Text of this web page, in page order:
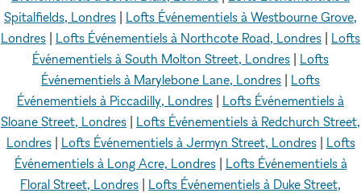
Spitalfields, Londres
Lofts Événementiels à Westbourne Grove,
Londres
Lofts Événementiels à Northcote Road, Londres
Lofts
Événementiels à South Molton Street, Londres
Lofts
Événementiels à Marylebone Lane, Londres
Lofts
Événementiels à Piccadilly, Londres
Lofts Événementiels à
Sloane Street, Londres
Lofts Événementiels à Redchurch Street,
Londres| Lofts Événementiels à Jermyn Street, Londres| Lofts
Événementiels à Long Acre, Londres| Lofts Événementiels à
Floral Street, Londres
Lofts Événementiels à Duke Street,